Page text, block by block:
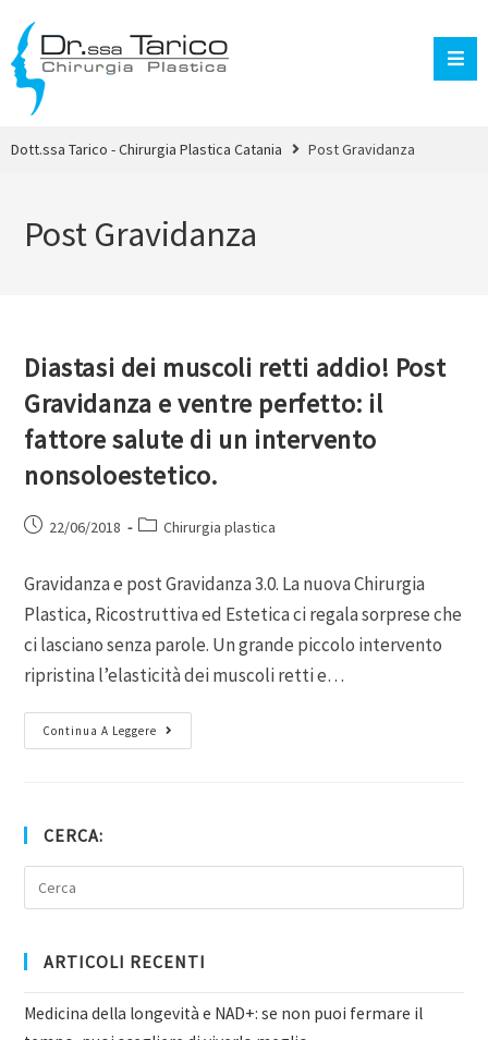
Dott.ssa Tarico - Chirurgia Plastica Catania Post Gravidanza
Post Gravidanza
Diastasi dei muscoli retti addio! Post
Gravidanza e ventre perfetto: il
fattore salute di un intervento
nonsoloestetico.
22/06/2018 Chirurgia plastica
Gravidanza e post Gravidanza 3.0. La nuova Chirurgia
Plastica, Ricostruttiva ed Estetica ci regala sorprese che
ci lasciano senza parole. Un grande piccolo intervento
ripristina l’elasticità dei muscoli retti e…
Continua A Leggere
CERCA:
ARTICOLI RECENTI
Medicina della longevità e NAD+: se non puoi fermare il